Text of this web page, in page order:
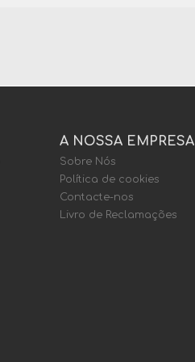
A NOSSA EMPRESA
Sobre Nós
Política de cookies
Contacte-nos
Livro de Reclamações